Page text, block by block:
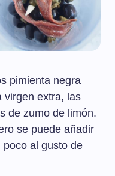
pimienta negra
virgen extra, las
de zumo de limón.
se puede añadir
al gusto de